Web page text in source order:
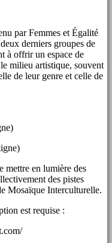
par Femmes et Égalité
derniers groupes de
à offrir un espace de
milieu artistique, souvent
de leur genre et celle de
mettre en lumière des
des pistes
Mosaïque Interculturelle.
est requise :